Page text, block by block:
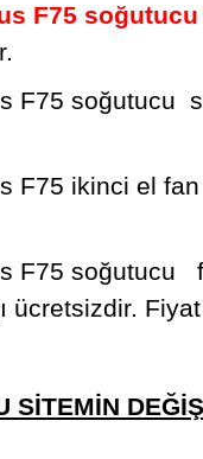
F75 soğutucu
F75 soğutucu
F75 ikinci el
F75 soğutucu
ücretsizdir.
SİTEMİN